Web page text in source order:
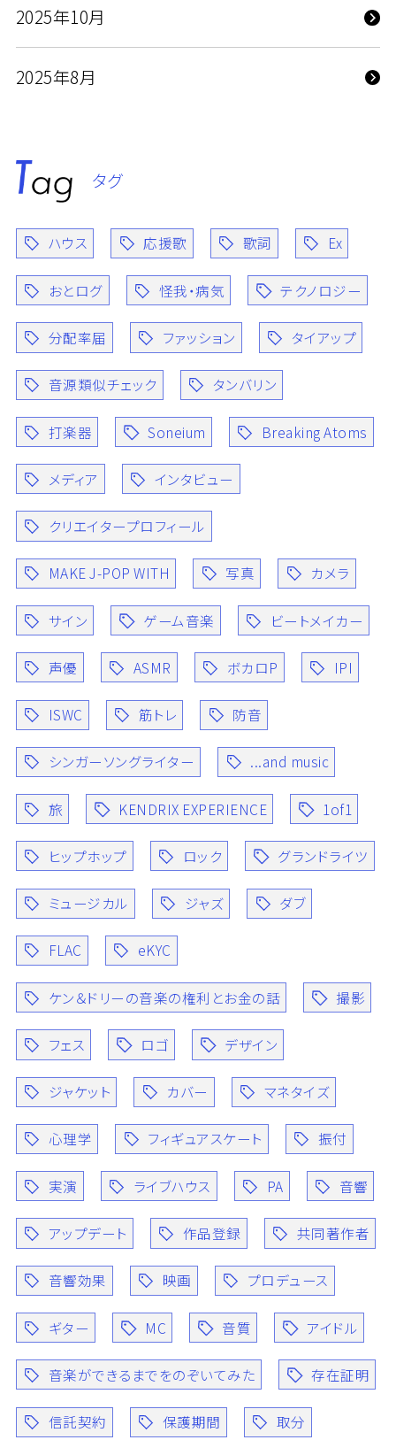
2025年10月
2025年8月
タグ
ハウス 応援歌 歌詞 Ex
おとログ 怪我・病気 テクノロジー
分配率届 ファッション タイアップ
音源類似チェック タンバリン
打楽器 Soneium Breaking Atoms
メディア インタビュー
クリエイタープロフィール
MAKE J-POP WITH 写真 カメラ
サイン ゲーム音楽 ビートメイカー
声優 ASMR ボカロP IPI
ISWC 筋トレ 防音
シンガーソングライター ...and music
旅 KENDRIX EXPERIENCE 1of1
ヒップホップ ロック グランドライツ
ミュージカル ジャズ ダブ
FLAC eKYC
ケン＆ドリーの音楽の権利とお金の話 撮影
フェス ロゴ デザイン
ジャケット カバー マネタイズ
心理学 フィギュアスケート 振付
実演 ライブハウス PA 音響
アップデート 作品登録 共同著作者
音響効果 映画 プロデュース
ギター MC 音質 アイドル
音楽ができるまでをのぞいてみた 存在証明
信託契約 保護期間 取分